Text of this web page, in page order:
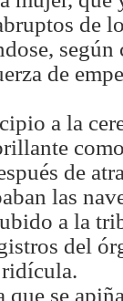
de
según
de
a la
de
las
a la
del
ridícula.
que se